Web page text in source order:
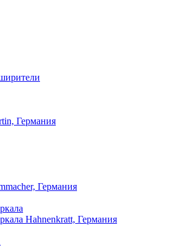
Германия
Германия
Hahnenkratt, Германия